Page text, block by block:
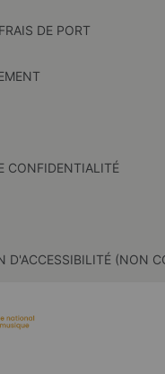
DE PORT
CONFIDENTIALITÉ
D'ACCESSIBILITÉ (NON